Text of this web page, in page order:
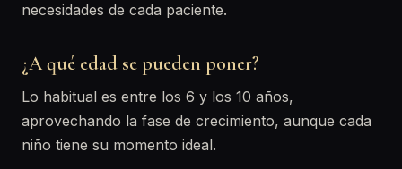
necesidades de cada paciente.
¿A qué edad se pueden poner?
Lo habitual es entre los 6 y los 10 años,
aprovechando la fase de crecimiento, aunque cada
niño tiene su momento ideal.